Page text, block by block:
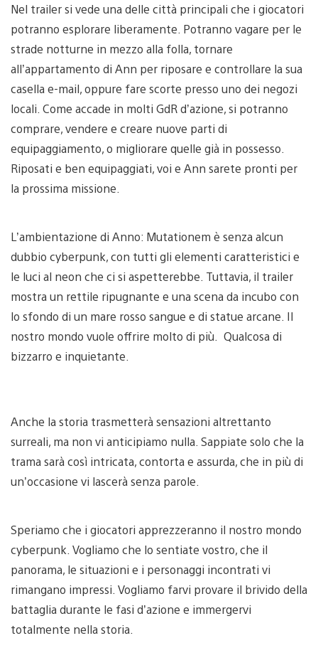
Nel trailer si vede una delle città principali che i giocatori
potranno esplorare liberamente. Potranno vagare per le
strade notturne in mezzo alla folla, tornare
all’appartamento di Ann per riposare e controllare la sua
casella e-mail, oppure fare scorte presso uno dei negozi
locali. Come accade in molti GdR d’azione, si potranno
comprare, vendere e creare nuove parti di
equipaggiamento, o migliorare quelle già in possesso.
Riposati e ben equipaggiati, voi e Ann sarete pronti per
la prossima missione.
L’ambientazione di Anno: Mutationem è senza alcun
dubbio cyberpunk, con tutti gli elementi caratteristici e
le luci al neon che ci si aspetterebbe. Tuttavia, il trailer
mostra un rettile ripugnante e una scena da incubo con
lo sfondo di un mare rosso sangue e di statue arcane. Il
nostro mondo vuole offrire molto di più. Qualcosa di
bizzarro e inquietante.
Anche la storia trasmetterà sensazioni altrettanto
surreali, ma non vi anticipiamo nulla. Sappiate solo che la
trama sarà così intricata, contorta e assurda, che in più di
un’occasione vi lascerà senza parole.
Speriamo che i giocatori apprezzeranno il nostro mondo
cyberpunk. Vogliamo che lo sentiate vostro, che il
panorama, le situazioni e i personaggi incontrati vi
rimangano impressi. Vogliamo farvi provare il brivido della
battaglia durante le fasi d’azione e immergervi
totalmente nella storia.